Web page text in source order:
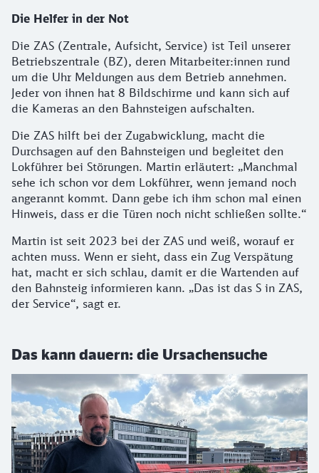
Die Helfer in der Not
Die ZAS (Zentrale, Aufsicht, Service) ist Teil unserer
Betriebszentrale (BZ), deren Mitarbeiter:innen rund
um die Uhr Meldungen aus dem Betrieb annehmen.
Jeder von ihnen hat 8 Bildschirme und kann sich auf
die Kameras an den Bahnsteigen aufschalten.
Die ZAS hilft bei der Zugabwicklung, macht die
Durchsagen auf den Bahnsteigen und begleitet den
Lokführer bei Störungen. Martin erläutert: „Manchmal
sehe ich schon vor dem Lokführer, wenn jemand noch
angerannt kommt. Dann gebe ich ihm schon mal einen
Hinweis, dass er die Türen noch nicht schließen sollte.“
Martin ist seit 2023 bei der ZAS und weiß, worauf er
achten muss. Wenn er sieht, dass ein Zug Verspätung
hat, macht er sich schlau, damit er die Wartenden auf
den Bahnsteig informieren kann. „Das ist das S in ZAS,
der Service“, sagt er.
Das kann dauern: die Ursachensuche